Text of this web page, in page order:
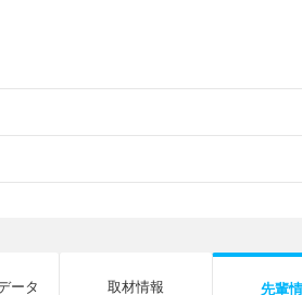
ータ 取材情報 先輩